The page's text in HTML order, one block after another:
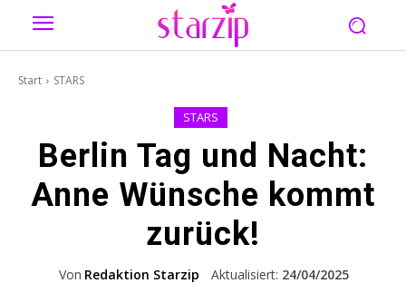
Start STARS
STARS
Berlin Tag und Nacht:
Anne Wünsche kommt
zurück!
Von Redaktion Starzip Aktualisiert: 24/04/2025